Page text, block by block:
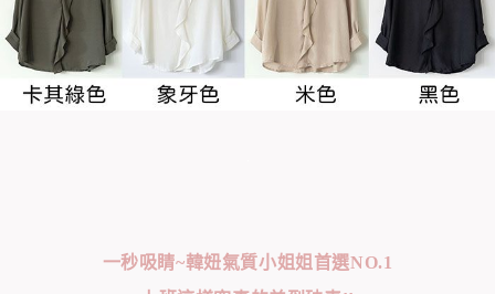
一秒吸睛~韓妞氣質小姐姐首選NO.1